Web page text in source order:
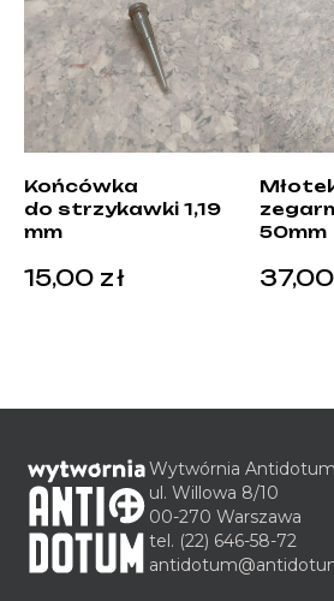
Końcówka
do strzykawki 1,19
mm
15,00 zł
50mm
37,00
Wytwórnia Antidotum
ul. Willowa 8/10
00-270 Warszawa
tel. (22) 646-58-72